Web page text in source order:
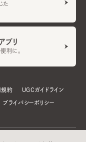
た
プリ
利に。
規約 UGCガイドライン
プライバシーポリシー